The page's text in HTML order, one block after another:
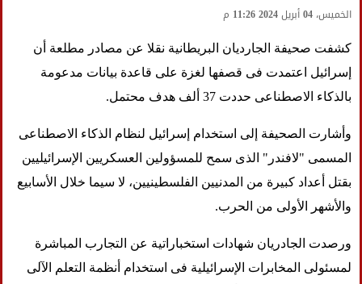
الخميس، 04 أبريل 2024 11:26 م
كشفت صحيفة الجارديان البريطانية نقلا عن مصادر مطلعة أن
إسرائيل اعتمدت فى قصفها لغزة على قاعدة بيانات مدعومة
بالذكاء الاصطناعى حددت 37 ألف هدف محتمل.
وأشارت الصحيفة إلى استخدام إسرائيل لنظام الذكاء الاصطناعى
المسمى "لافندر" الذى سمح للمسؤولين العسكريين الإسرائيليين
بقتل أعداد كبيرة من المدنيين الفلسطينيين، لا سيما خلال الأسابيع
والأشهر الأولى من الحرب.
ورصدت الجادريان شهادات استخباراتية عن التجارب المباشرة
لمسئولى المخابرات الإسرائيلية فى استخدام أنظمة التعلم الآلى